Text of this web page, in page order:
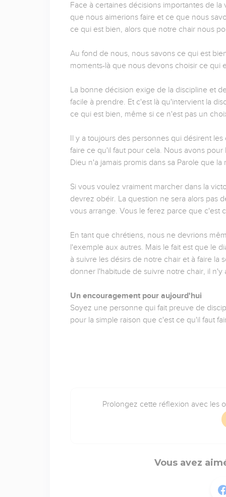
Face à certaines décisions importantes de
que nous aimerions faire et ce que nous
ce qui est bien, alors que notre chair nous
Au fond de nous, nous savons ce qui est
moments-là que nous devons choisir ce qui
La bonne décision exige de la discipline et
facile à prendre. Et c'est là qu'intervient la
ce qui est bien, même si ce n'est pas un
Il y a toujours des personnes qui désirent
faire ce qu'il faut pour cela. Nous avons
Dieu n'a jamais promis dans sa Parole que
Si vous voulez vraiment marcher dans la
devrez obéir. La question ne sera alors pas
vous arrange. Vous le ferez parce que c'est
En tant que chrétiens, nous ne devrions
l'exemple aux autres. Mais le fait est que le
à suivre les désirs de notre chair et à faire la
donner l'habitude de suivre notre chair, il
Un encouragement pour aujourd'hui
Soyez une personne qui fait preuve de
pour la simple raison que c'est ce qu'il faut
Prolongez cette réflexion avec les
Vous avez